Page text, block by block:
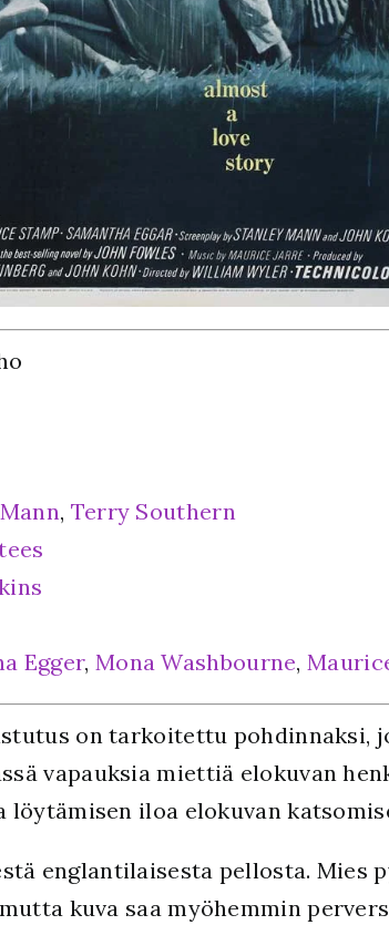
, Terry Southern
Egger, Mona Washbourne,
on tarkoitettu pohdinnaksi,
vapauksia miettiä elokuvan
iloa elokuvan
englantilaisesta pellosta. Mies
kuva saa myöhemmin